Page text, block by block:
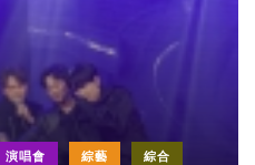
演唱會 綜藝 綜合